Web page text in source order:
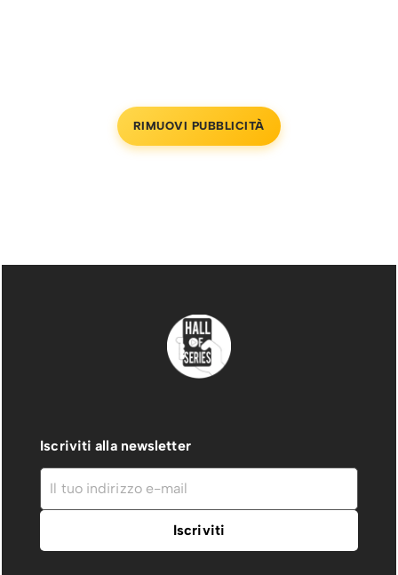
RIMUOVI PUBBLICITÀ
Iscriviti alla newsletter